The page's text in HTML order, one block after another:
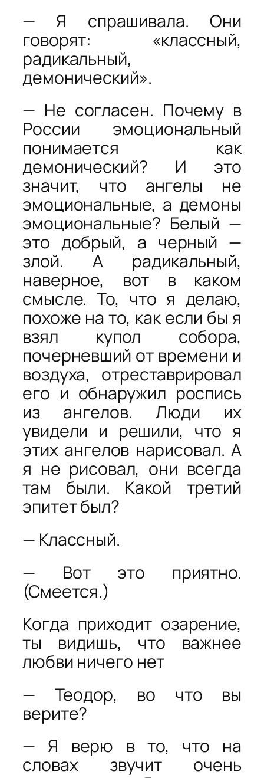
— Я спрашивала. Они
говорят: «классный,
радикальный,
демонический».
— Не согласен. Почему в
России эмоциональный
понимается как
демонический? И это
значит, что ангелы не
эмоциональные, а демоны
эмоциональные? Белый —
это добрый, а черный —
злой. А радикальный,
наверное, вот в каком
смысле. То, что я делаю,
похоже на то, как если бы я
взял купол собора,
почерневший от времени и
воздуха, отреставрировал
его и обнаружил роспись
из ангелов. Люди их
увидели и решили, что я
этих ангелов нарисовал. А
я не рисовал, они всегда
там были. Какой третий
эпитет был?
— Классный.
— Вот это приятно.
(Смеется.)
Когда приходит озарение,
ты видишь, что важнее
любви ничего нет
— Теодор, во что вы
верите?
— Я верю в то, что на
словах звучит очень